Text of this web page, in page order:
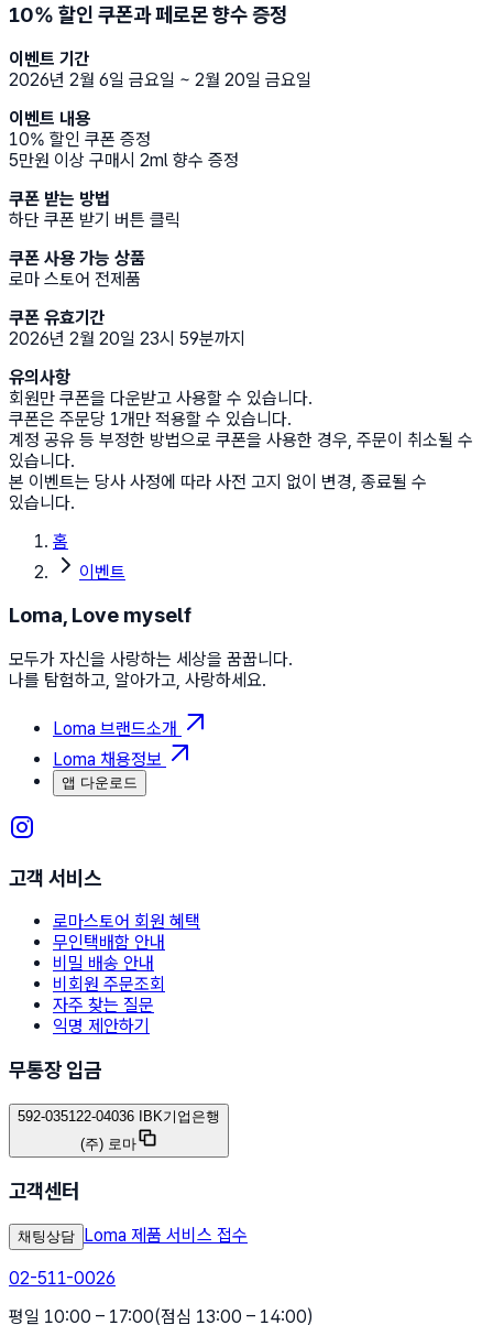
10% 할인 쿠폰과 페로몬 향수 증정
이벤트 기간
2026년 2월 6일 금요일 ~ 2월 20일 금요일
이벤트 내용
10% 할인 쿠폰 증정
5만원 이상 구매시 2ml 향수 증정
쿠폰 받는 방법
하단 쿠폰 받기 버튼 클릭
쿠폰 사용 가능 상품
로마 스토어 전제품
쿠폰 유효기간
2026년 2월 20일 23시 59분까지
유의사항
회원만 쿠폰을 다운받고 사용할 수 있습니다.
쿠폰은 주문당 1개만 적용할 수 있습니다.
계정 공유 등 부정한 방법으로 쿠폰을 사용한 경우, 주문이 취소될 수
있습니다.
본 이벤트는 당사 사정에 따라 사전 고지 없이 변경, 종료될 수
있습니다.
홈
이벤트
Loma, Love myself
모두가 자신을 사랑하는 세상을 꿈꿉니다.
나를 탐험하고, 알아가고, 사랑하세요.
Loma 브랜드소개
Loma 채용정보
앱 다운로드
고객 서비스
로마스토어 회원 혜택
무인택배함 안내
비밀 배송 안내
비회원 주문조회
자주 찾는 질문
익명 제안하기
무통장 입금
592-035122-04036 IBK기업은행
(주) 로마
고객센터
채팅상담 Loma 제품 서비스 접수
02-511-0026
평일 10:00 – 17:00(점심 13:00 – 14:00)